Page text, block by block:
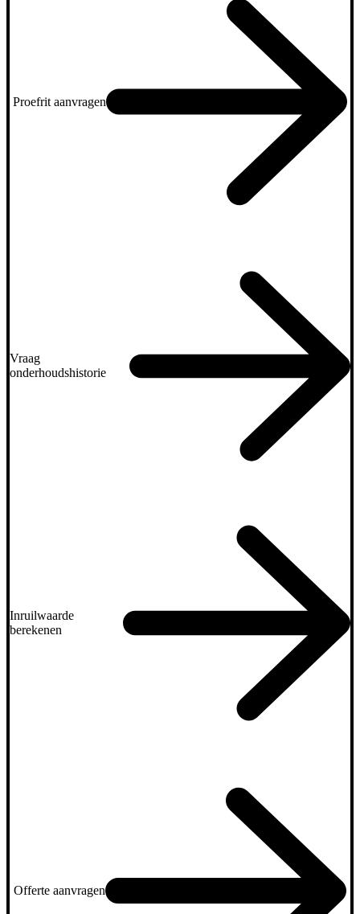
Proefrit aanvragen
Vraag
onderhoudshistorie
Inruilwaarde
berekenen
Offerte aanvragen